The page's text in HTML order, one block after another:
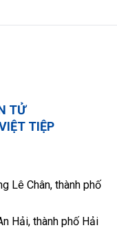
TỬ
TIỆP
Lê Chân, thành phố
Hải, thành phố Hải